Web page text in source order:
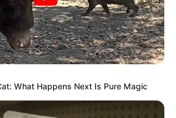
What Happens Next Is Pure Magic